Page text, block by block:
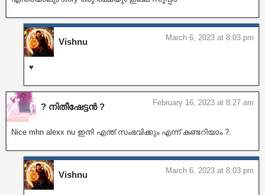
Vishnu March 6, 2023 at 8:03 pm
♥️
? നിതീഷേട്ടൻ ? February 16, 2023 at 8:27 am
Nice mhn alexx nu ഇനി എന്ത് സംഭവിക്കും എന്ന് കണ്ടറിയാം ?.
Vishnu March 6, 2023 at 8:03 pm